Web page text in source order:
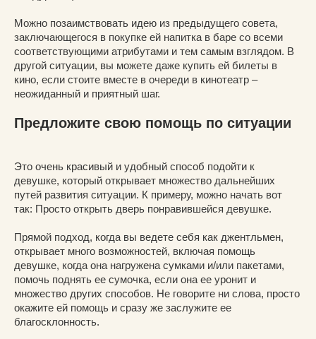
Можно позаимствовать идею из предыдущего совета,
заключающегося в покупке ей напитка в баре со всеми
соответствующими атрибутами и тем самым взглядом. В
другой ситуации, вы можете даже купить ей билеты в
кино, если стоите вместе в очереди в кинотеатр –
неожиданный и приятный шаг.
Предложите свою помощь по ситуации
Это очень красивый и удобный способ подойти к
девушке, который открывает множество дальнейших
путей развития ситуации. К примеру, можно начать вот
так: Просто открыть дверь понравившейся девушке.
Прямой подход, когда вы ведете себя как джентльмен,
открывает много возможностей, включая помощь
девушке, когда она нагружена сумками и/или пакетами,
помочь поднять ее сумочка, если она ее уронит и
множество других способов. Не говорите ни слова, просто
окажите ей помощь и сразу же заслужите ее
благосклонность.